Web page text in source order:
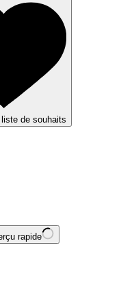
de souhaits
rapide